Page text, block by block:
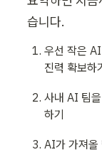
습니다.
우선 작은
진력 확보하
사내 AI 팀
하기
AI가 가져올